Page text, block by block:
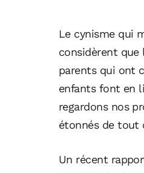
Le cynisme qui
considèrent
parents qui ont
enfants font en
regardons nos
étonnés de tout
Un récent